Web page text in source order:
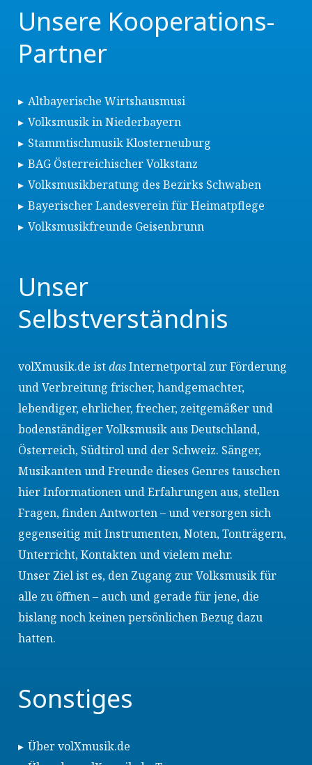
Unsere Kooperations-
Partner
Altbayerische Wirtshausmusi
Volksmusik in Niederbayern
Stammtischmusik Klosterneuburg
BAG Österreichischer Volkstanz
Volksmusikberatung des Bezirks Schwaben
Bayerischer Landesverein für Heimatpflege
Volksmusikfreunde Geisenbrunn
Unser
Selbstverständnis
volXmusik.de istdasInternetportal zur Förderung
und Verbreitung frischer, handgemachter,
lebendiger, ehrlicher, frecher, zeitgemäßer und
bodenständiger Volksmusik aus Deutschland,
Österreich, Südtirol und der Schweiz. Sänger,
Musikanten und Freunde dieses Genres tauschen
hier Informationen und Erfahrungen aus, stellen
Fragen, finden Antworten – und versorgen sich
gegenseitig mit Instrumenten, Noten, Tonträgern,
Unterricht, Kontakten und vielem mehr.
Unser Ziel ist es, den Zugang zur Volksmusik für
alle zu öffnen – auch und gerade für jene, die
bislang noch keinen persönlichen Bezug dazu
hatten.
Sonstiges
Über volXmusik.de